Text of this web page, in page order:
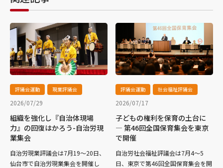
評議会運動 現業評議会
2026/07/29
組織を強化し『自治体現場
力』の回復はかろう-自治労現
業集会
自治労現業評議会は7月19～20日、
仙台市で自治労現業集会を開催し
評議会運動 社会福祉評議会
2026/07/17
子どもの権利を保育の土台に
― 第46回全国保育集会を東京
で開催
自治労社会福祉評議会は7月4～5
日、東京で第46回全国保育集会を開